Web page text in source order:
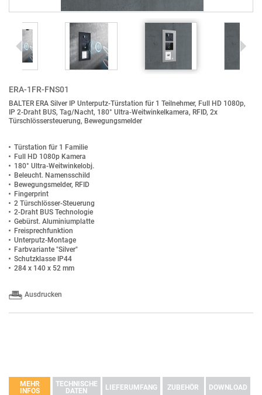
ERA-1FR-FNS01
BALTER ERA Silver IP Unterputz-Türstation für 1 Teilnehmer, Full HD 1080p,
IP 2-Draht BUS, Tag/Nacht, 180° Ultra-Weitwinkelkamera, RFID, 2x
Türschlössersteuerung, Bewegungsmelder
Türstation für 1 Familie
Full HD 1080p Kamera
180° Ultra-Weitwinkelobj.
Beleucht. Namensschild
Bewegungsmelder, RFID
Fingerprint
2 Türschlösser-Steuerung
2-Draht BUS Technologie
Gebürst. Aluminiumplatte
Freisprechfunktion
Unterputz-Montage
Farbvariante "Silver"
Schutzklasse IP44
284 x 140 x 52 mm
Ausdrucken
MEHR
INFOS
TECHNISCHE
DATEN
LIEFERUMFANG ZUBEHÖR DOWNLOAD